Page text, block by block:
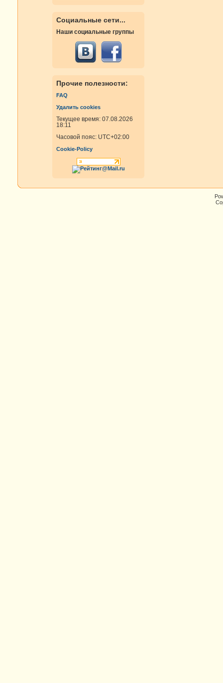
Социальные сети...
Наши социальные группы
Прочие полезности:
FAQ
Удалить cookies
Текущее время: 07.08.2026
18:11
Часовой пояс: UTC+02:00
Cookie-Policy